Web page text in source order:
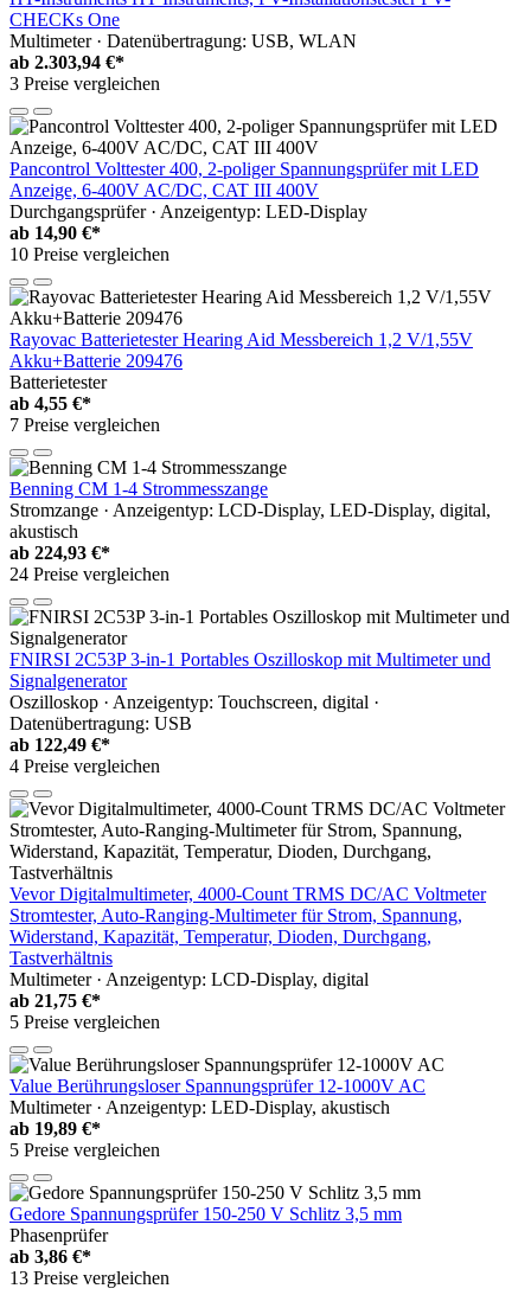
CHECKs One
Multimeter · Datenübertragung: USB, WLAN
ab 2.303,94 €*
3 Preise vergleichen
Pancontrol Volttester 400, 2-poliger Spannungsprüfer mit LED
Anzeige, 6-400V AC/DC, CAT III 400V
Durchgangsprüfer · Anzeigentyp: LED-Display
ab 14,90 €*
10 Preise vergleichen
Rayovac Batterietester Hearing Aid Messbereich 1,2 V/1,55V
Akku+Batterie 209476
Batterietester
ab 4,55 €*
7 Preise vergleichen
Benning CM 1-4 Strommesszange
Stromzange · Anzeigentyp: LCD-Display, LED-Display, digital,
akustisch
ab 224,93 €*
24 Preise vergleichen
FNIRSI 2C53P 3-in-1 Portables Oszilloskop mit Multimeter und
Signalgenerator
Oszilloskop · Anzeigentyp: Touchscreen, digital ·
Datenübertragung: USB
ab 122,49 €*
4 Preise vergleichen
Vevor Digitalmultimeter, 4000-Count TRMS DC/AC Voltmeter
Stromtester, Auto-Ranging-Multimeter für Strom, Spannung,
Widerstand, Kapazität, Temperatur, Dioden, Durchgang,
Tastverhältnis
Multimeter · Anzeigentyp: LCD-Display, digital
ab 21,75 €*
5 Preise vergleichen
Value Berührungsloser Spannungsprüfer 12-1000V AC
Multimeter · Anzeigentyp: LED-Display, akustisch
ab 19,89 €*
5 Preise vergleichen
Gedore Spannungsprüfer 150-250 V Schlitz 3,5 mm
Phasenprüfer
ab 3,86 €*
13 Preise vergleichen